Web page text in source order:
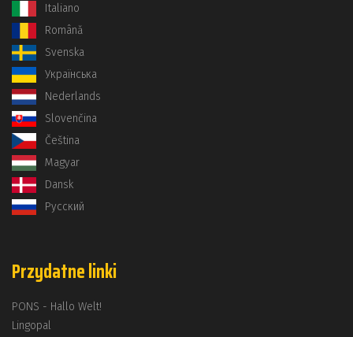
Italiano
Română
Svenska
Українська
Nederlands
Slovenčina
Čeština
Magyar
Dansk
Русский
Przydatne linki
PONS - Hallo Welt!
Lingopal